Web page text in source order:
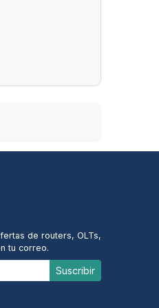
de routers, OLTs,
tu correo.
Suscribir